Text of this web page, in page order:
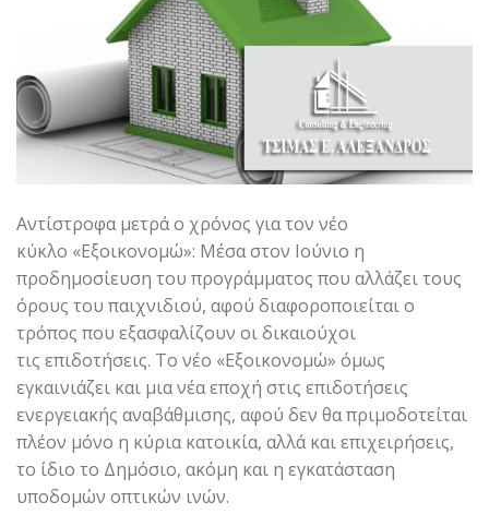
Αντίστροφα μετρά ο χρόνος για τον νέο
κύκλο «Εξοικονομώ»: Μέσα στον Ιούνιο η
προδημοσίευση του προγράμματος που αλλάζει τους
όρους του παιχνιδιού, αφού διαφοροποιείται ο
τρόπος που εξασφαλίζουν οι δικαιούχοι
τις επιδοτήσεις. Το νέο «Εξοικονομώ» όμως
εγκαινιάζει και μια νέα εποχή στις επιδοτήσεις
ενεργειακής αναβάθμισης, αφού δεν θα πριμοδοτείται
πλέον μόνο η κύρια κατοικία, αλλά και επιχειρήσεις,
το ίδιο το Δημόσιο, ακόμη και η εγκατάσταση
υποδομών οπτικών ινών.